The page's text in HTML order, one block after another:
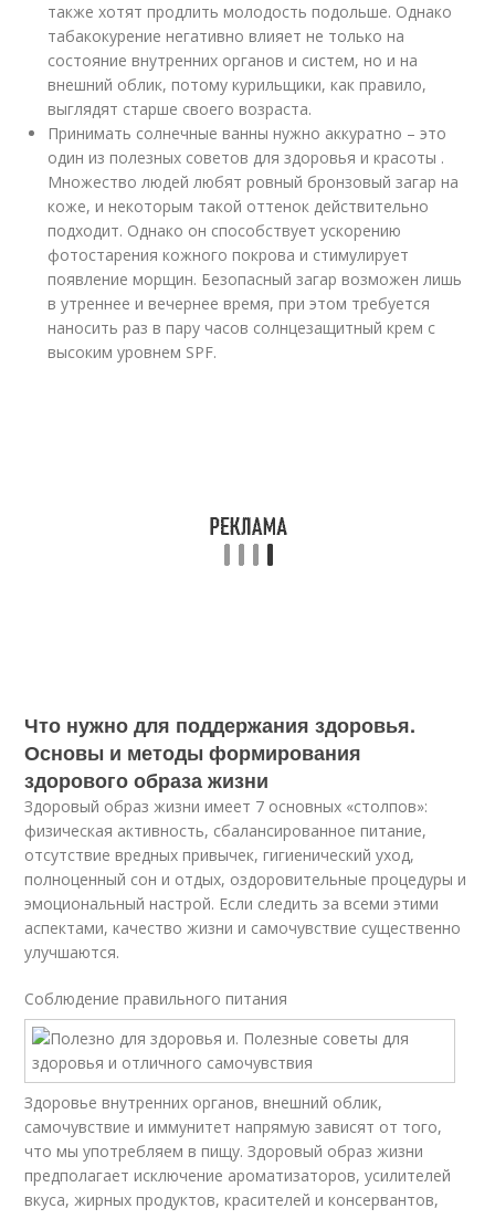
также хотят продлить молодость подольше. Однако
табакокурение негативно влияет не только на
состояние внутренних органов и систем, но и на
внешний облик, потому курильщики, как правило,
выглядят старше своего возраста.
Принимать солнечные ванны нужно аккуратно – это
один из полезных советов для здоровья и красоты .
Множество людей любят ровный бронзовый загар на
коже, и некоторым такой оттенок действительно
подходит. Однако он способствует ускорению
фотостарения кожного покрова и стимулирует
появление морщин. Безопасный загар возможен лишь
в утреннее и вечернее время, при этом требуется
наносить раз в пару часов солнцезащитный крем с
высоким уровнем SPF.
Что нужно для поддержания здоровья.
Основы и методы формирования
здорового образа жизни
Здоровый образ жизни имеет 7 основных «столпов»:
физическая активность, сбалансированное питание,
отсутствие вредных привычек, гигиенический уход,
полноценный сон и отдых, оздоровительные процедуры и
эмоциональный настрой. Если следить за всеми этими
аспектами, качество жизни и самочувствие существенно
улучшаются.
Соблюдение правильного питания
Здоровье внутренних органов, внешний облик,
самочувствие и иммунитет напрямую зависят от того,
что мы употребляем в пищу. Здоровый образ жизни
предполагает исключение ароматизаторов, усилителей
вкуса, жирных продуктов, красителей и консервантов,